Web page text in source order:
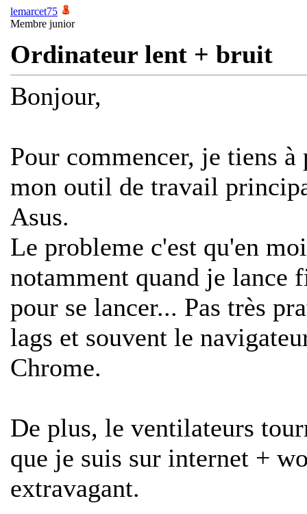
lemarcet75
Membre junior
Ordinateur lent + bruit
Bonjour,
Pour commencer, je tiens
mon outil de travail
Asus.
Le probleme c'est qu'en
notamment quand je
pour se lancer... Pas très
lags et souvent le
Chrome.
De plus, le ventilateurs
que je suis sur internet +
extravagant.